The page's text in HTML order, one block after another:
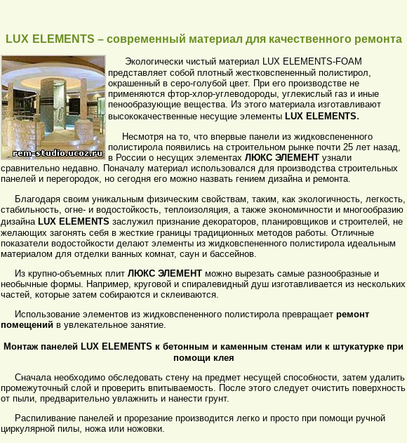
LUX ELEMENTS – современный материал для качественного ремонта
Экологически чистый материал LUX ELEMENTS-FOAM
представляет собой плотный жестковспененный полистирол,
окрашенный в серо-голубой цвет. При его производстве не
применяются фтор-хлор-углеводороды, углекислый газ и иные
пенообразующие вещества. Из этого материала изготавливают
высококачественные несущие элементы LUX ELEMENTS.
Несмотря на то, что впервые панели из жидковспененного
полистирола появились на строительном рынке почти 25 лет назад,
в России о несущих элементах ЛЮКС ЭЛЕМЕНТ узнали
сравнительно недавно. Поначалу материал использовался для производства строительных
панелей и перегородок, но сегодня его можно назвать гением дизайна и ремонта.
Благодаря своим уникальным физическим свойствам, таким, как экологичность, легкость,
стабильность, огне- и водостойкость, теплоизоляция, а также экономичности и многообразию
дизайна LUX ELEMENTS заслужил признание декораторов, планировщиков и строителей, не
желающих загонять себя в жесткие границы традиционных методов работы. Отличные
показатели водостойкости делают элементы из жидковспененного полистирола идеальным
материалом для отделки ванных комнат, саун и бассейнов.
Из крупно-объемных плит ЛЮКС ЭЛЕМЕНТ можно вырезать самые разнообразные и
необычные формы. Например, круговой и спиралевидный душ изготавливается из нескольких
частей, которые затем собираются и склеиваются.
Использование элементов из жидковспененного полистирола превращает ремонт
помещений в увлекательное занятие.
Монтаж панелей LUX ELEMENTS к бетонным и каменным стенам или к штукатурке при
помощи клея
Сначала необходимо обследовать стену на предмет несущей способности, затем удалить
промежуточный слой и проверить впитываемость. После этого следует очистить поверхность
от пыли, предварительно увлажнить и нанести грунт.
Распиливание панелей и прорезание производится легко и просто при помощи ручной
циркулярной пилы, ножа или ножовки.